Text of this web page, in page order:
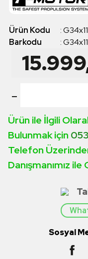
Ürün Kodu :
Barkodu
:
-
Ürün ile İlgili
Bulunmak için
Telefon
Danışmanımız
Sosyal